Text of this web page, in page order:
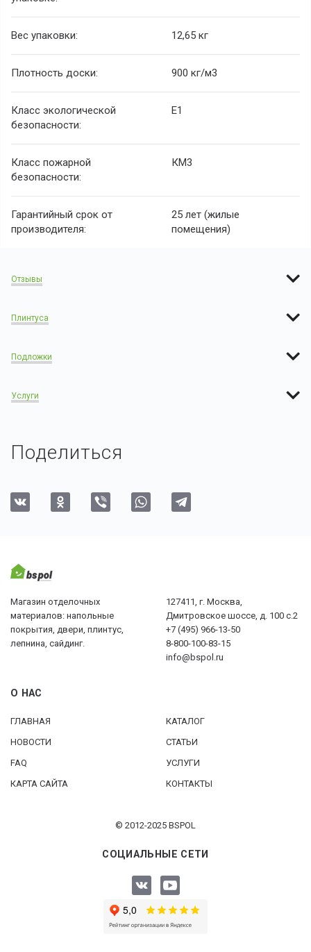
Вес упаковки: 12,65 кг
Плотность доски: 900 кг/м3
Класс экологической
безопасности:
E1
Класс пожарной
безопасности:
КМ3
Гарантийный срок от
производителя:
25 лет (жилые
помещения)
Отзывы
Плинтуса
Подложки
Услуги
Поделиться
Магазин отделочных
материалов: напольные
покрытия, двери, плинтус,
лепнина, сайдинг.
127411, г. Москва,
Дмитровское шоссе, д. 100 с.2
+7 (495) 966-13-50
8-800-100-83-15
info@bspol.ru
О НАС
ГЛАВНАЯ
КАТАЛОГ
НОВОСТИ
СТАТЬИ
FAQ
УСЛУГИ
КАРТА САЙТА
КОНТАКТЫ
© 2012-2025 BSPOL
СОЦИАЛЬНЫЕ СЕТИ